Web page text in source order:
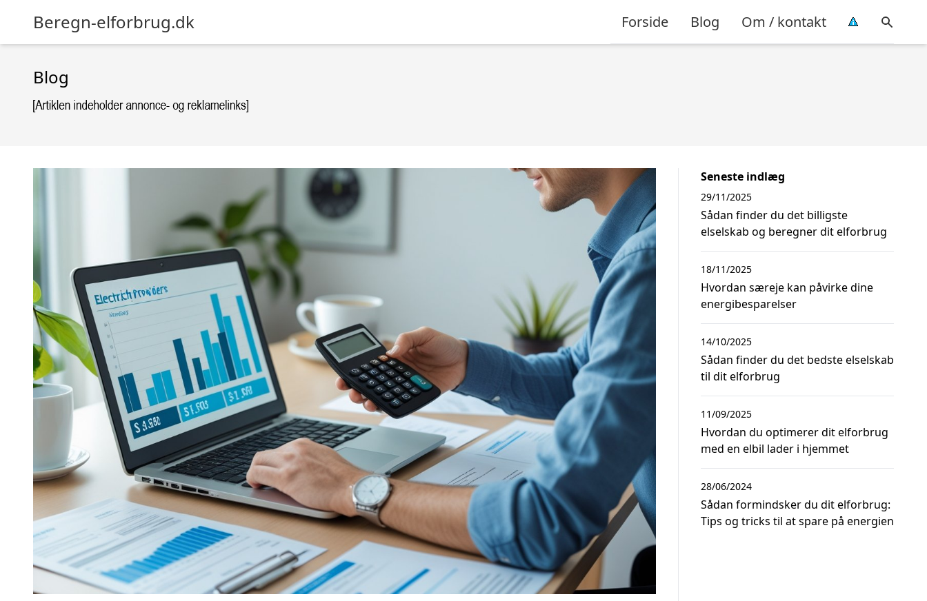
Beregn-elforbrug.dk Forside Blog Om / kontakt
Blog
Seneste indlæg
Sådan finder du det billigste
elselskab og beregner dit elforbrug
29/11/2025
Hvordan særeje kan påvirke dine
energibesparelser
18/11/2025
Sådan finder du det bedste elselskab
til dit elforbrug
14/10/2025
Hvordan du optimerer dit elforbrug
med en elbil lader i hjemmet
11/09/2025
Sådan formindsker du dit elforbrug:
Tips og tricks til at spare på energien
28/06/2024